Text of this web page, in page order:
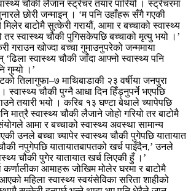
चौकी लैजान स्ट्रेचर तयार पारियो । स्ट्रेचरमा
छोरी जन्माइन् । ‘म पनि उहाँहरू सँगै गएकी
बाटोमै सुत्केरी गरायौं, आमा र बच्चाको स्वास्थ्य
तर स्वास्थ्य चौकी पुगिसकेपछि बच्चाको मृत्यु भयो ।’
गराउन खोज्दा बच्चा गुमाउनुपरेको जन्ममाया
स्वास्थ्य चौकी जाँदा आफ्नो स्वास्थ्य पनि
गुम्यो ।’
तिलागुफा–७ माथिबाडाकी २३ वर्षीया जनपुरा
। स्वास्थ्य चौकी पुग्नै आधा दिन हिँड्नुपर्ने भएपछि
तयारी भयो । करिब १३ घण्टा बेथाले च्यापेपछि
मात्रै स्वास्थ्य चौकी लैजाने जोहो गरियो तर बाटोमै
आमा र बच्चाको स्वास्थ्य अवस्था सामान्य
उनले बच्चा च्यापेर स्वास्थ्य चौकी पुगेपछि यातायात
नपुगेपछि यातायातबापतको खर्च पाइँदैन,’ उनले
चौकी पुगेर यातायात खर्च लिएकी हुँ ।’
आमाहरू जोखिम मोलेर घरमा र बाटोमै
महिला स्वास्थ्य स्वयंसेविका सरिता शाहीको